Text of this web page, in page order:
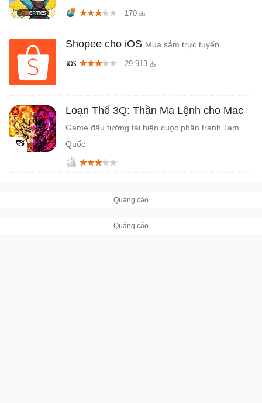
170
Shopee cho iOS Mua sắm trực tuyến
29.913
Loạn Thế 3Q: Thần Ma Lệnh cho Mac
Game đấu tướng tái hiện cuộc phân tranh Tam
Quốc